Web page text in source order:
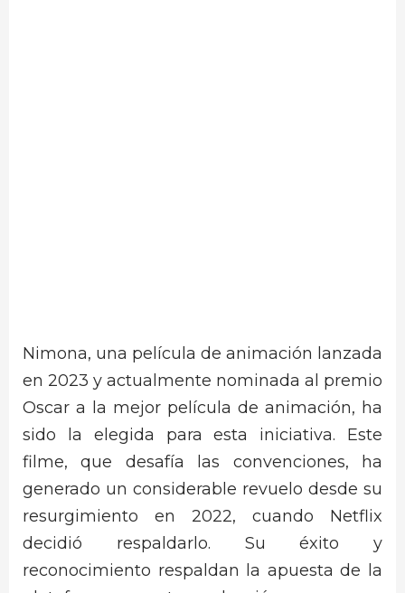
Nimona, una película de animación lanzada
en 2023 y actualmente nominada al premio
Oscar a la mejor película de animación, ha
sido la elegida para esta iniciativa. Este
filme, que desafía las convenciones, ha
generado un considerable revuelo desde su
resurgimiento en 2022, cuando Netflix
decidió respaldarlo. Su éxito y
reconocimiento respaldan la apuesta de la